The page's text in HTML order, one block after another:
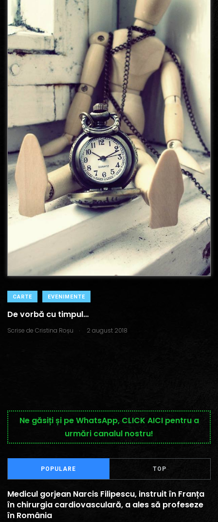
CARTE EVENIMENTE
De vorbă cu timpul…
Scrise de Cristina Roșu . 2 august 2018
Ne găsiți și pe WhatsApp, CLICK AICI pentru a
urmări canalul nostru!
POPULARE TOP
Medicul gorjean Narcis Filipescu, instruit în Franța
în chirurgia cardiovasculară, a ales să profeseze
în România